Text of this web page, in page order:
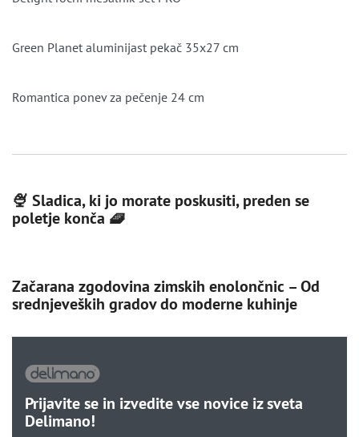
Green Planet aluminijast pekač 35x27 cm
Romantica ponev za pečenje 24 cm
🍨 Sladica, ki jo morate poskusiti, preden se
poletje konča 🧇
Začarana zgodovina zimskih enolončnic – Od
srednjeveških gradov do moderne kuhinje
Prijavite se in izvedite vse novice iz sveta
Delimano!